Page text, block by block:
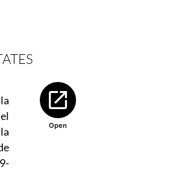
Open
Abre en nueva ventana